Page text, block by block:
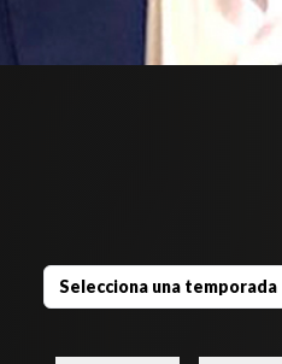
Selecciona una temporada